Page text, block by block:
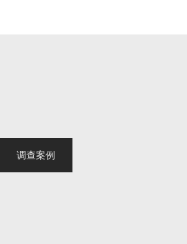
调查案例